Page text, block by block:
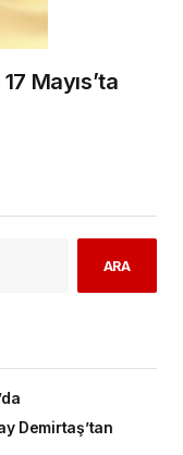
Mayıs’ta
ARA
Demirtaş’tan